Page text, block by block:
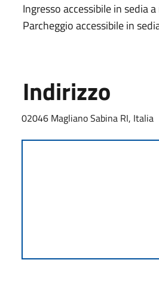
Ingresso accessibile in sedia
Parcheggio accessibile in
Indirizzo
02046 Magliano Sabina RI, Italia